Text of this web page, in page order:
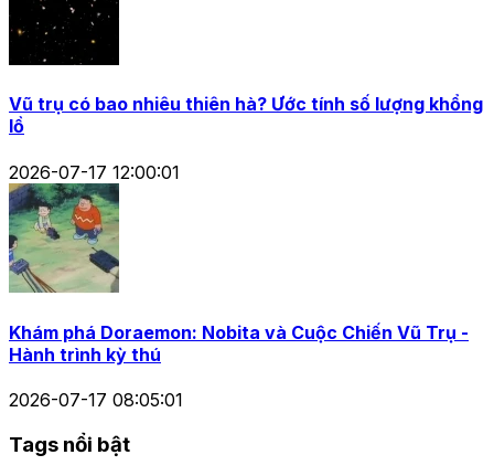
Vũ trụ có bao nhiêu thiên hà? Ước tính số lượng khổng
lồ
2026-07-17 12:00:01
Khám phá Doraemon: Nobita và Cuộc Chiến Vũ Trụ -
Hành trình kỳ thú
2026-07-17 08:05:01
Tags nổi bật